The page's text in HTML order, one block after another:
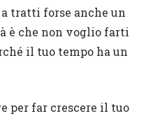
tratti forse anche un
è che non voglio farti
il tuo tempo ha un
per far crescere il tuo